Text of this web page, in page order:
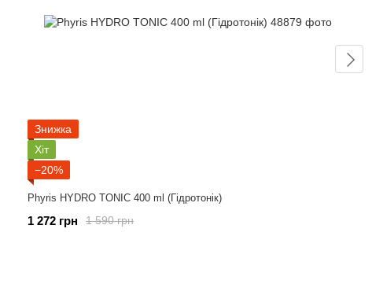
Знижка
Хіт
−20%
Phyris HYDRO TONIC 400 ml (Гідротонік)
1 590 грн
1 272 грн